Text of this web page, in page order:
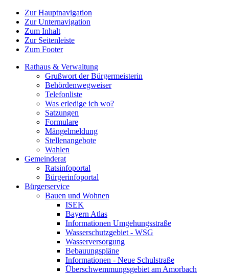
Zur Hauptnavigation
Zur Unternavigation
Zum Inhalt
Zur Seitenleiste
Zum Footer
Rathaus & Verwaltung
Grußwort der Bürgermeisterin
Behördenwegweiser
Telefonliste
Was erledige ich wo?
Satzungen
Formulare
Mängelmeldung
Stellenangebote
Wahlen
Gemeinderat
Ratsinfoportal
Bürgerinfoportal
Bürgerservice
Bauen und Wohnen
ISEK
Bayern Atlas
Informationen Umgehungsstraße
Wasserschutzgebiet - WSG
Wasserversorgung
Bebauungspläne
Informationen - Neue Schulstraße
Überschwemmungsgebiet am Amorbach